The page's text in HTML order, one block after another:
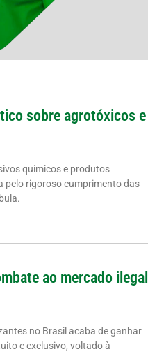
sobre agrotóxicos e
químicos e produtos
pelo rigoroso cumprimento das
ao mercado ilegal
no Brasil acaba de ganhar
e exclusivo, voltado à